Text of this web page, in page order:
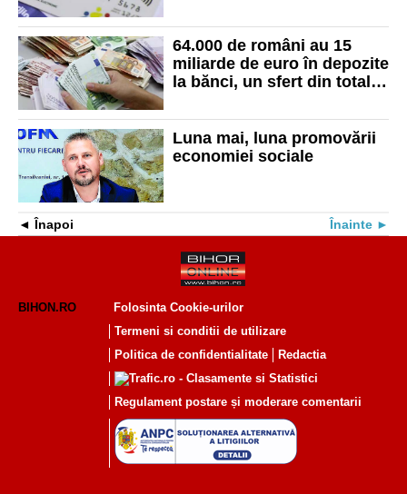
64.000 de români au 15
miliarde de euro în depozite
la bănci, un sfert din totalul
Luna mai, luna promovării
economiei sociale
Înapoi Înainte
BIHON.RO
Folosinta Cookie-urilor
Termeni si conditii de utilizare
Politica de confidentialitate
Redactia
Regulament postare și moderare comentarii